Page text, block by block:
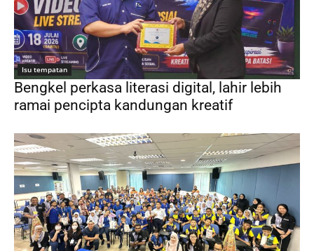
Isu tempatan
Bengkel perkasa literasi digital, lahir lebih
ramai pencipta kandungan kreatif